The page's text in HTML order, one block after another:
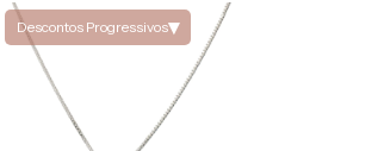
Descontos Progressivos▾